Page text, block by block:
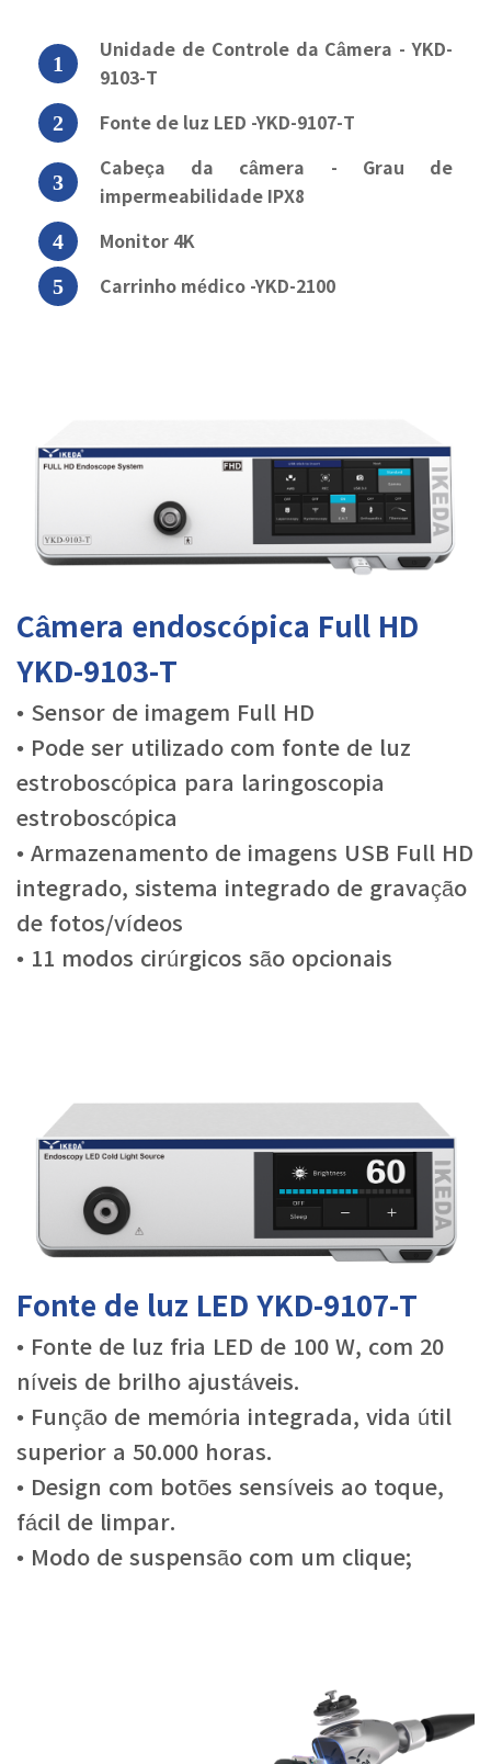
Unidade de Controle da Câmera - YKD-
9103-T
Fonte de luz LED -YKD-9107-T
Cabeça da câmera - Grau de
impermeabilidade IPX8
Monitor 4K
Carrinho médico -YKD-2100
Câmera endoscópica Full HD
YKD-9103-T
• Sensor de imagem Full HD
• Pode ser utilizado com fonte de luz
estroboscópica para laringoscopia
estroboscópica
• Armazenamento de imagens USB Full HD
integrado, sistema integrado de gravação
de fotos/vídeos
• 11 modos cirúrgicos são opcionais
Fonte de luz LED YKD-9107-T
• Fonte de luz fria LED de 100 W, com 20
níveis de brilho ajustáveis.
• Função de memória integrada, vida útil
superior a 50.000 horas.
• Design com botões sensíveis ao toque,
fácil de limpar.
• Modo de suspensão com um clique;